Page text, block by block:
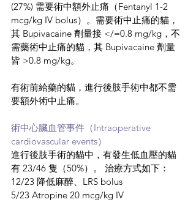
(27%) 需要術中額外止痛（Fentanyl 1-2
mcg/kg IV bolus）。需要術中止痛的貓，
其 Bupivacaine 劑量接 </=0.8 mg/kg，不
需藥術中止痛的貓，其 Bupivacaine 劑量
皆 >0.8 mg/kg。
有術前給藥的貓，進行後肢手術中都不需
要額外術中止痛。
術中心臟血管事件（Intraoperative
cardiovascular events）
進行後肢手術的貓中，有發生低血壓的貓
有 23/46 隻（50%）。 治療方式如下：
12/23 降低麻醉、LRS bolus
5/23 Atropine 20 mcg/kg IV